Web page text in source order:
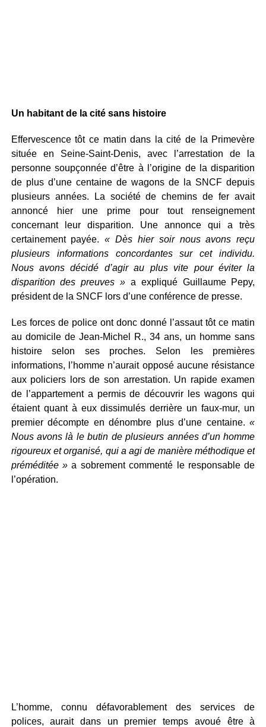
Un habitant de la cité sans histoire
Effervescence tôt ce matin dans la cité de la Primevère
située en Seine-Saint-Denis, avec l’arrestation de la
personne soupçonnée d’être à l’origine de la disparition
de plus d’une centaine de wagons de la SNCF depuis
plusieurs années. La société de chemins de fer avait
annoncé hier une prime pour tout renseignement
concernant leur disparition. Une annonce qui a très
certainement payée. « Dès hier soir nous avons reçu
plusieurs informations concordantes sur cet individu.
Nous avons décidé d’agir au plus vite pour éviter la
disparition des preuves » a expliqué Guillaume Pepy,
président de la SNCF lors d’une conférence de presse.
Les forces de police ont donc donné l’assaut tôt ce matin
au domicile de Jean-Michel R., 34 ans, un homme sans
histoire selon ses proches. Selon les premières
informations, l’homme n’aurait opposé aucune résistance
aux policiers lors de son arrestation. Un rapide examen
de l’appartement a permis de découvrir les wagons qui
étaient quant à eux dissimulés derrière un faux-mur, un
premier décompte en dénombre plus d’une centaine. «
Nous avons là le butin de plusieurs années d’un homme
rigoureux et organisé, qui a agi de manière méthodique et
préméditée » a sobrement commenté le responsable de
l’opération.
L’homme, connu défavorablement des services de
polices, aurait dans un premier temps avoué être à